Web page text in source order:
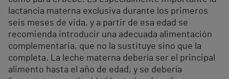
lactancia materna exclusiva durante los primeros
seis meses de vida, y a partir de esa edad se
recomienda introducir una adecuada alimentación
complementaria, que no la sustituye sino que la
completa. La leche materna debería ser el principal
alimento hasta el año de edad, y se debería